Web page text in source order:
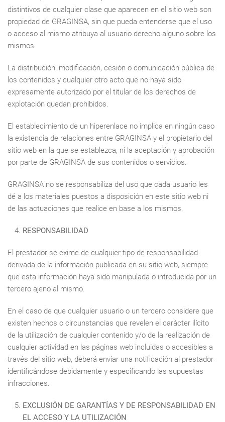
distintivos de cualquier clase que aparecen en el sitio web son
propiedad de GRAGINSA, sin que pueda entenderse que el uso
o acceso al mismo atribuya al usuario derecho alguno sobre los
mismos.
La distribución, modificación, cesión o comunicación pública de
los contenidos y cualquier otro acto que no haya sido
expresamente autorizado por el titular de los derechos de
explotación quedan prohibidos.
El establecimiento de un hiperenlace no implica en ningún caso
la existencia de relaciones entre GRAGINSA y el propietario del
sitio web en la que se establezca, ni la aceptación y aprobación
por parte de GRAGINSA de sus contenidos o servicios.
GRAGINSA no se responsabiliza del uso que cada usuario les
dé a los materiales puestos a disposición en este sitio web ni
de las actuaciones que realice en base a los mismos.
RESPONSABILIDAD
El prestador se exime de cualquier tipo de responsabilidad
derivada de la información publicada en su sitio web, siempre
que esta información haya sido manipulada o introducida por un
tercero ajeno al mismo.
En el caso de que cualquier usuario o un tercero considere que
existen hechos o circunstancias que revelen el carácter ilícito
de la utilización de cualquier contenido y/o de la realización de
cualquier actividad en las páginas web incluidas o accesibles a
través del sitio web, deberá enviar una notificación al prestador
identificándose debidamente y especificando las supuestas
infracciones.
EXCLUSIÓN DE GARANTÍAS Y DE RESPONSABILIDAD EN
EL ACCESO Y LA UTILIZACIÓN